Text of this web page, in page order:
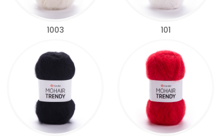
1003 101